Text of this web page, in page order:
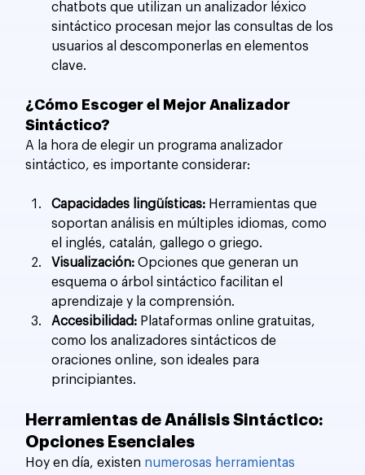
chatbots que utilizan un analizador léxico
sintáctico procesan mejor las consultas de los
usuarios al descomponerlas en elementos
clave.
¿Cómo Escoger el Mejor Analizador
Sintáctico?
A la hora de elegir un programa analizador
sintáctico, es importante considerar:
Capacidades lingüísticas: Herramientas que
soportan análisis en múltiples idiomas, como
el inglés, catalán, gallego o griego.
Visualización: Opciones que generan un
esquema o árbol sintáctico facilitan el
aprendizaje y la comprensión.
Accesibilidad: Plataformas online gratuitas,
como los analizadores sintácticos de
oraciones online, son ideales para
principiantes.
Herramientas de Análisis Sintáctico:
Opciones Esenciales
Hoy en día, existen numerosas herramientas